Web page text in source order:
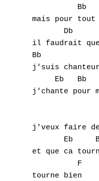
mais pour tout
Db
il faudrait que
Bb
j'suis chanteur
     Eb   Bb
j'chante pour
j'veux faire
Eb
et que ca
F
tourne bien